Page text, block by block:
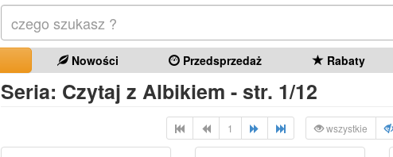
Nowości Przedsprzedaż Rabaty
Seria: Czytaj z Albikiem - str. 1/12
1 wszystkie